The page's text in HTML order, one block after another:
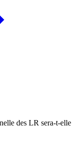
des LR sera-t-elle